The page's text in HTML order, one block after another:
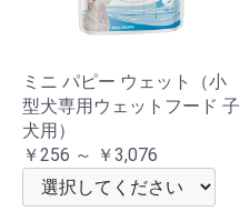
ミニ パピー ウェット（小
型犬専用ウェットフード 子
犬用）
￥256 ～ ￥3,076